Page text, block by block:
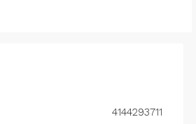
4144293711